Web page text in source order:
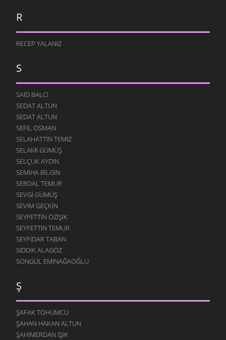
R
RECEP YALANIZ
S
SAID BALCI
SEDAT ALTUN
SEDAT ALTUN
SEFIL OSMAN
SELAHATTIN TEMIZ
SELAMI GÜMÜŞ
SELÇUK AYDIN
SEMIHA BILGIN
SERDAL TEMUR
SEVGI GÜMÜŞ
SEVIM GEÇKIN
SEYFETTIN ÖZIŞIK
SEYFETTIN TEMUR
SEYFIDAR TABAN
SIDDIK ALAGÖZ
SONGÜL EMINAĞAOĞLU
Ş
ŞAFAK TOHUMCU
ŞAHAN HAKAN ALTUN
ŞAHIMERDAN IŞIK